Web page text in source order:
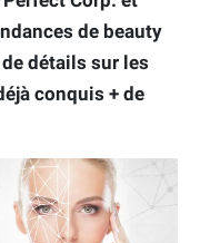
de beauty
détails sur les
conquis + de